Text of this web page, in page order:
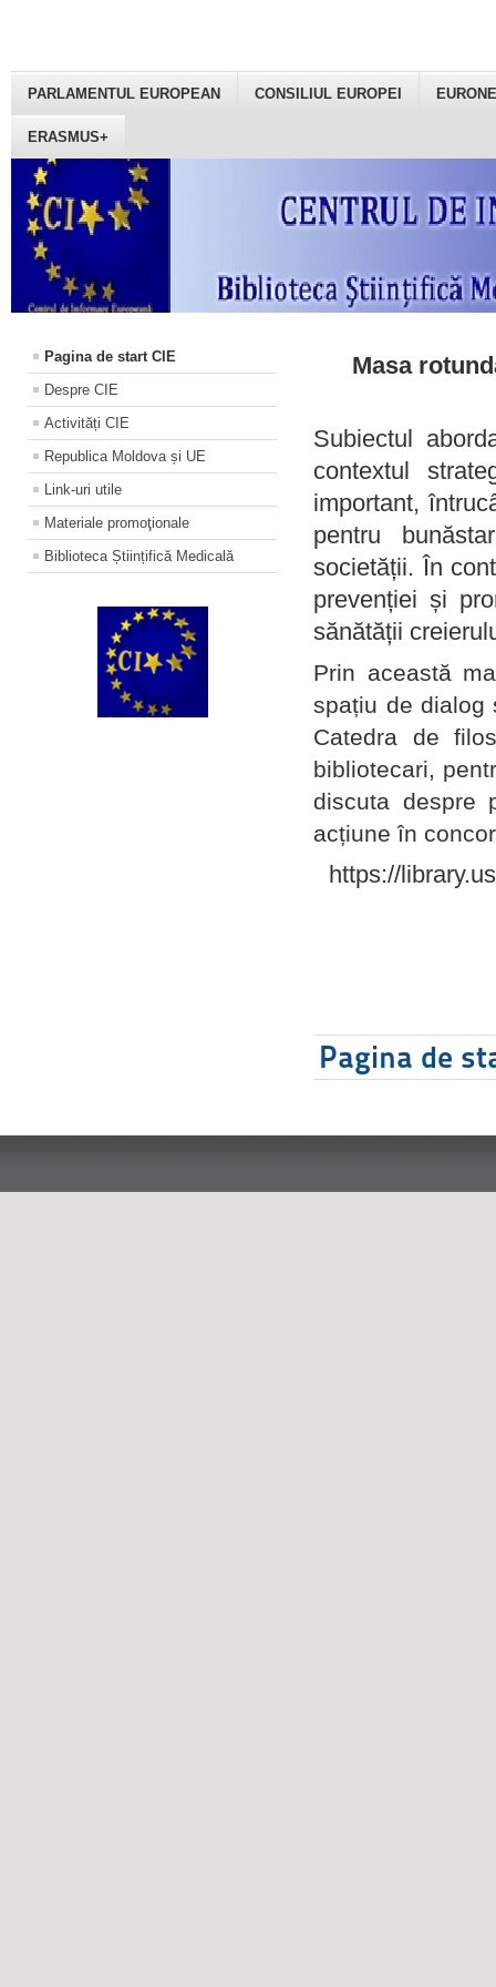
PARLAMENTUL EUROPEAN CONSILIUL EUROPEI
ERASMUS+
Pagina de start CIE
Despre CIE
Activități CIE
Republica Moldova și UE
Link-uri utile
Materiale promoţionale
Biblioteca Științifică Medicală
Masa
Subiectul
contextul
important,
pentru
societății. În
prevenției și
sănătății
Prin această
spațiu de dialog
Catedra de
bibliotecari,
discuta despre
acțiune în
https://
Pagina de